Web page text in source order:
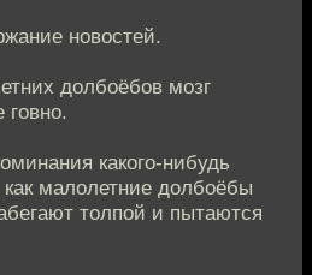
новостей.
долбоёбов мозг
говно.
какого-нибудь
малолетние долбоёбы
толпой и пытаются